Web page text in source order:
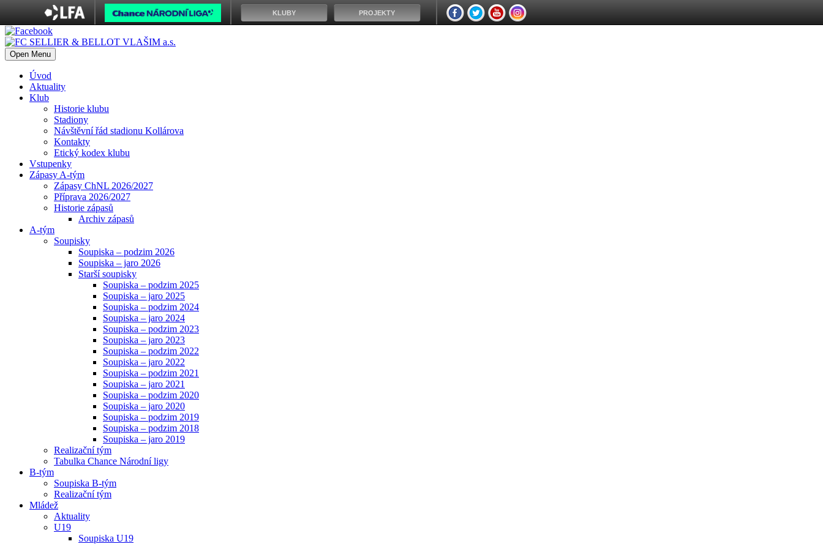
Open Menu
Úvod
Aktuality
Klub
Historie klubu
Stadiony
Návštěvní řád stadionu Kollárova
Kontakty
Etický kodex klubu
Vstupenky
Zápasy A-tým
Zápasy ChNL 2026/2027
Příprava 2026/2027
Historie zápasů
Archiv zápasů
A-tým
Soupisky
Soupiska – podzim 2026
Soupiska – jaro 2026
Starší soupisky
Soupiska – podzim 2025
Soupiska – jaro 2025
Soupiska – podzim 2024
Soupiska – jaro 2024
Soupiska – podzim 2023
Soupiska – jaro 2023
Soupiska – podzim 2022
Soupiska – jaro 2022
Soupiska – podzim 2021
Soupiska – jaro 2021
Soupiska – podzim 2020
Soupiska – jaro 2020
Soupiska – podzim 2019
Soupiska – podzim 2018
Soupiska – jaro 2019
Realizační tým
Tabulka Chance Národní ligy
B-tým
Soupiska B-tým
Realizační tým
Mládež
Aktuality
U19
Soupiska U19
KLUBY PROJEKTY